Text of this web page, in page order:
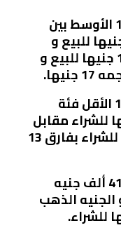
ووصل سعر جرام الذهب عيار 18 الأوسط بين
الذهبية إلى نحو 1003 جنيها للبيع و
1020 جنيها للشراء مقابل 1020 جنيها للبيع و
وسجل سعر جرام الذهب عيار 14 الأقل فئة
للبيع و 793 جنيها للشراء مقابل
793 جنيها للبيع و 807 جنيهات للشراء بفارق 13
وبلغ سعر أوقية الذهب نحو 41.6 ألف جنيه
و الجنيه الذهب